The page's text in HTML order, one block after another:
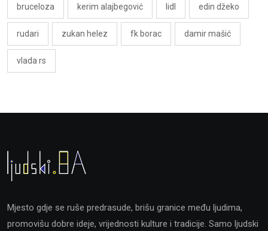
bruceloza kerim alajbegović lidl edin džeko
rudari zukan helez fk borac damir mašić
vlada rs
Mjesto gdje se ruše predrasude, brišu granice među ljudima,
promovišu dobre ideje, vrijednosti kulture i tradicije. Samo ljudski